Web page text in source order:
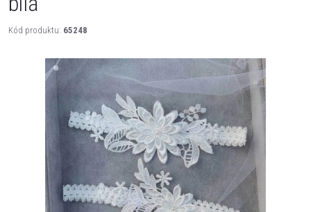
Kód produktu: 65248